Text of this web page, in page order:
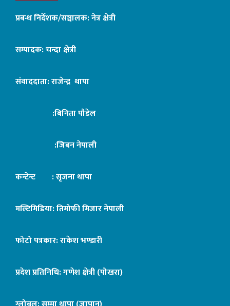
प्रबन्ध निर्देशक/सञ्चालक: नेत्र क्षेत्री
सम्पादक: चन्दा क्षेत्री
संवाददाता: राजेन्द्र थापा
:बिनिता पौडेल
:जिबन नेपाली
कन्टेन्ट : सृजना थापा
मल्टिमिडिया: तिमोफी मिजार नेपाली
फोटो पत्रकार: राकेश भण्डारी
प्रदेश प्रतिनिधि: गणेश क्षेत्री (पोखरा)